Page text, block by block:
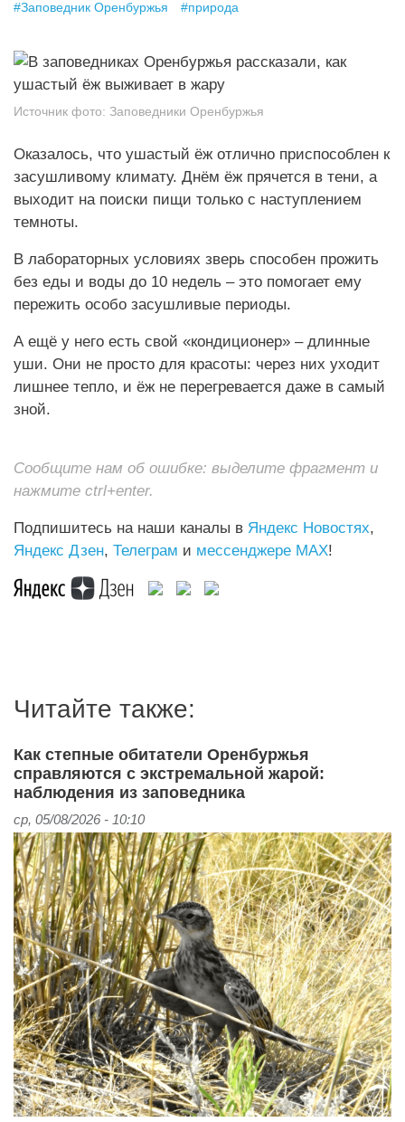
#Заповедник Оренбуржья #природа
Источник фото: Заповедники Оренбуржья
Оказалось, что ушастый ёж отлично приспособлен к
засушливому климату. Днём ёж прячется в тени, а
выходит на поиски пищи только с наступлением
темноты.
В лабораторных условиях зверь способен прожить
без еды и воды до 10 недель – это помогает ему
пережить особо засушливые периоды.
А ещё у него есть свой «кондиционер» – длинные
уши. Они не просто для красоты: через них уходит
лишнее тепло, и ёж не перегревается даже в самый
зной.
Сообщите нам об ошибке: выделите фрагмент и
нажмите ctrl+enter.
Подпишитесь на наши каналы в Яндекс Новостях,
Яндекс Дзен, Телеграм и мессенджере MAX!
Читайте также:
Как степные обитатели Оренбуржья
справляются с экстремальной жарой:
наблюдения из заповедника
ср, 05/08/2026 - 10:10